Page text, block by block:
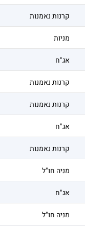
קרנות נאמנות
מניות
אג"ח
קרנות נאמנות
קרנות נאמנות
אג"ח
קרנות נאמנות
מניה חו"ל
אג"ח
מניה חו"ל